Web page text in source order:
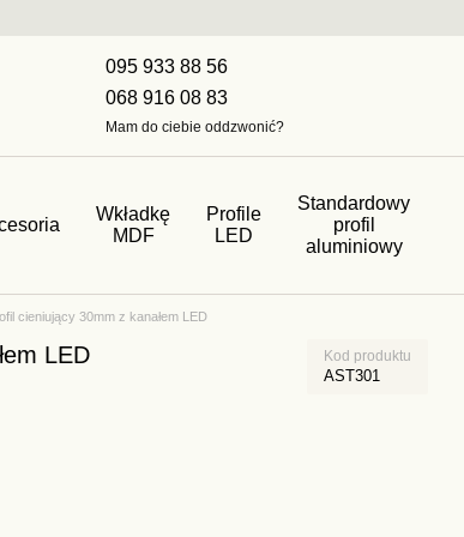
095 933 88 56
068 916 08 83
Mam do ciebie oddzwonić?
Wkładkę
MDF
Profile
LED
Standardowy
profil
aluminiowy
cieniujący 30mm z kanałem LED
LED Kod produktu
AST301